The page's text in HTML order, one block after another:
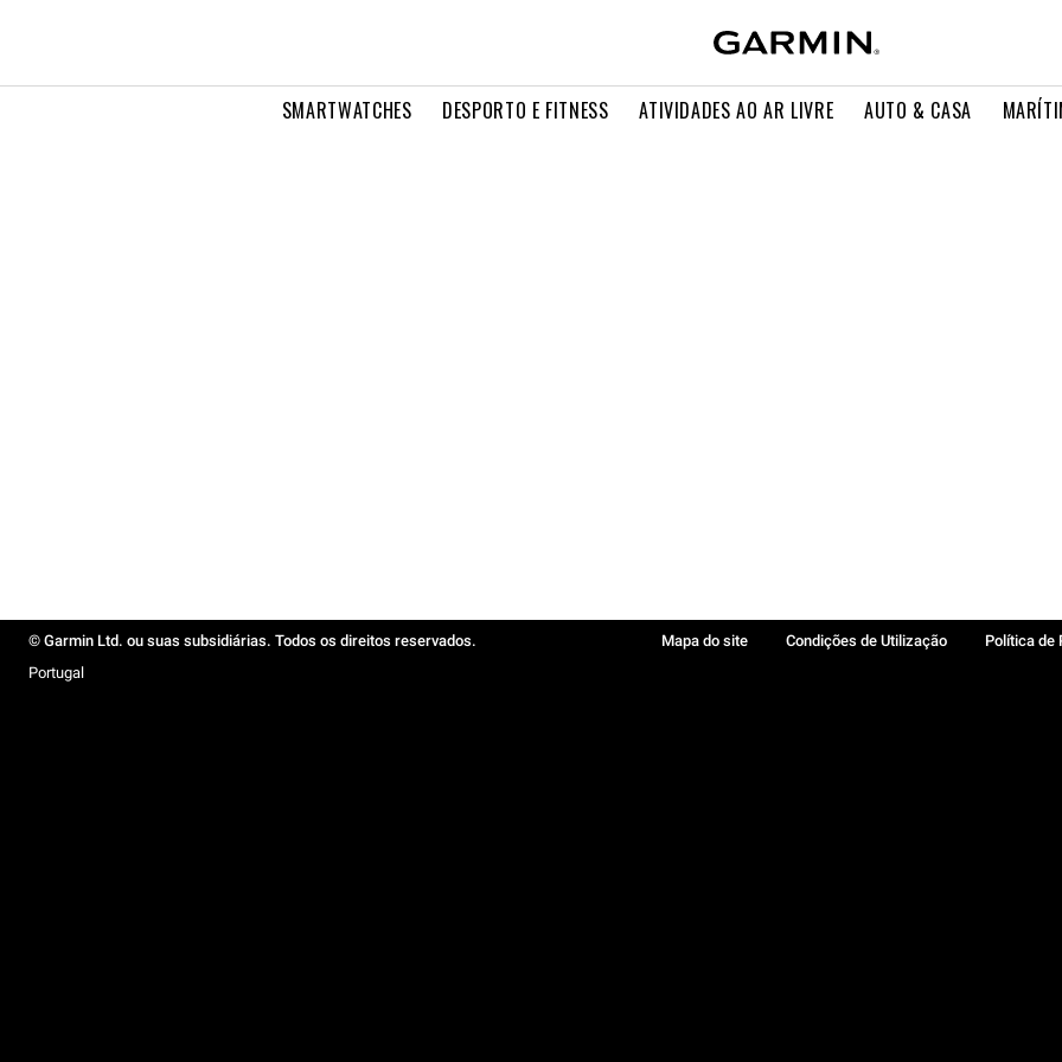
SMARTWATCHES DESPORTO E FITNESS ATIVIDADES AO AR LIVRE AUTO & CASA
© Garmin Ltd. ou suas subsidiárias. Todos os direitos reservados. Mapa do site Condições de Utilização Política de
Portugal